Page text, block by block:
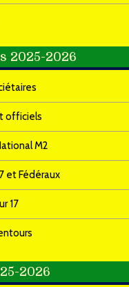
2025-2026
officiels
M2
et Fédéraux
17
2026